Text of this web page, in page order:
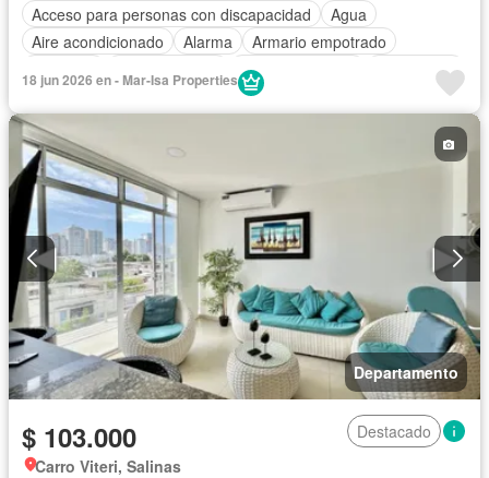
Acceso para personas con discapacidad
Agua
Aire acondicionado
Alarma
Armario empotrado
Cocina equipada
Electricidad
Estacionamiento
Garita de guardianía
Jacuzzi
Jardín
Vista panorámica
Wifi
18 jun 2026 en - Mar-Isa Properties
Departamento
$ 103.000
Destacado
Carro Viteri, Salinas